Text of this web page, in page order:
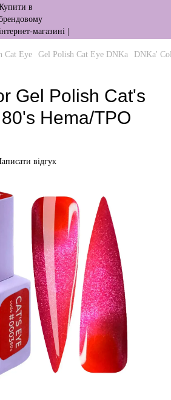
Cat Eye Gel Polish Cat Eye DNKa DNKa'
Gel Polish Cat's
Hema/TPO
відгук